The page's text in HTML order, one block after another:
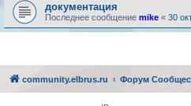
документация
Последнее сообщение mike « 30
community.elbrus.ru Форум